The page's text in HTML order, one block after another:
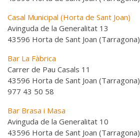
Casal Municipal (Horta de Sant Joan)
Avinguda de la Generalitat 13
43596 Horta de Sant Joan (Tarragona)
Bar La Fàbrica
Carrer de Pau Casals 11
43596 Horta de Sant Joan (Tarragona)
977 43 50 58
Bar Brasa i Masa
Avinguda de la Generalitat 10
43596 Horta de Sant Joan (Tarragona)